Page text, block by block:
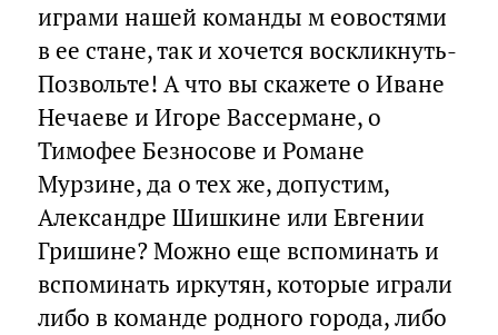
играми нашей команды м еовостями
в ее стане, так и хочется воскликнуть-
Позвольте! А что вы скажете о Иване
Нечаеве и Игоре Вассермане, о
Тимофее Безносове и Романе
Мурзине, да о тех же, допустим,
Александре Шишкине или Евгении
Гришине? Можно еще вспоминать и
вспоминать иркутян, которые играли
либо в команде родного города, либо